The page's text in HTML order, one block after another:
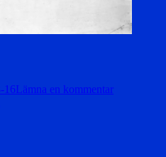
16Lämna en kommentargamla